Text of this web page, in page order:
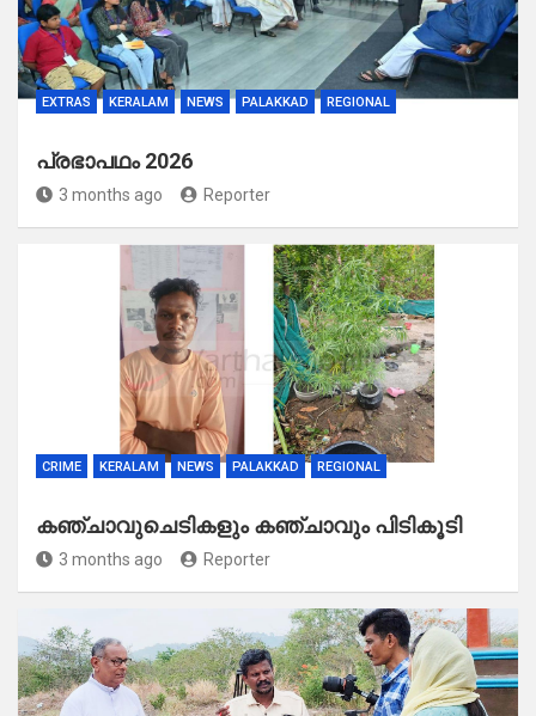
EXTRAS KERALAM NEWS PALAKKAD REGIONAL
പ്രഭാപഥം 2026
3 months ago Reporter
CRIME KERALAM NEWS PALAKKAD REGIONAL
കഞ്ചാവുചെടികളും കഞ്ചാവും പിടികൂടി
3 months ago Reporter